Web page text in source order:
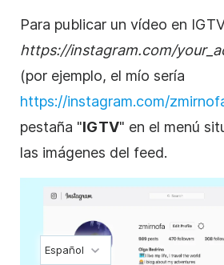
Para publicar un vídeo en
https://instagram.com/
(por ejemplo, el mío sería
https://instagram.com/
pestaña "IGTV" en el menú
las imágenes del feed.
Español